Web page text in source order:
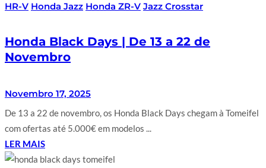
HR-V Honda Jazz Honda ZR-V Jazz Crosstar
Honda Black Days | De 13 a 22 de
Novembro
Novembro 17, 2025
De 13 a 22 de novembro, os Honda Black Days chegam à Tomeifel
com ofertas até 5.000€ em modelos ...
LER MAIS